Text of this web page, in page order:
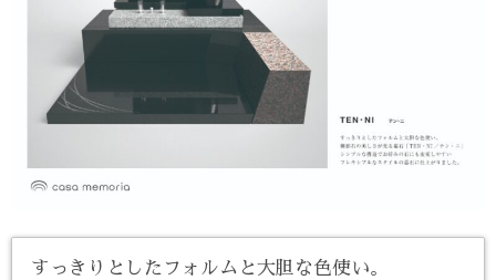
すっきりとしたフォルムと大胆な色使い。